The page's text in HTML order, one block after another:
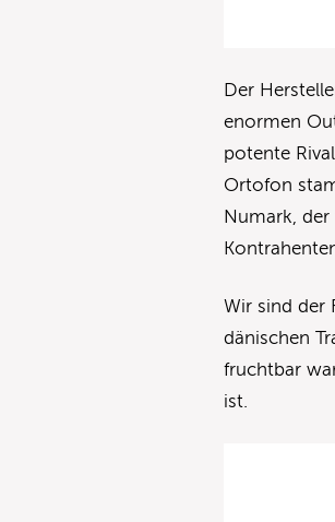
Der
enormen
potente
Ortofon
Numark,
Wir sind der
dänischen
fruchtbar
ist.